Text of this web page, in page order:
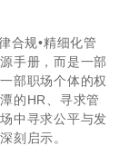
合规•精细化管
手册，而是一部
部职场个体的权
的HR、寻求管
中寻求公平与发
刻启示。